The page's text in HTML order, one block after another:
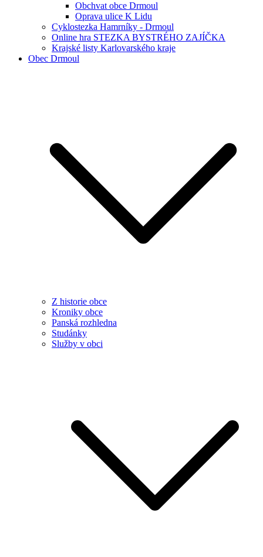
Obchvat obce Drmoul
Oprava ulice K Lidu
Cyklostezka Hamrníky - Drmoul
Online hra STEZKA BYSTRÉHO ZAJÍČKA
Krajské listy Karlovarského kraje
Obec Drmoul
Z historie obce
Kroniky obce
Panská rozhledna
Studánky
Služby v obci